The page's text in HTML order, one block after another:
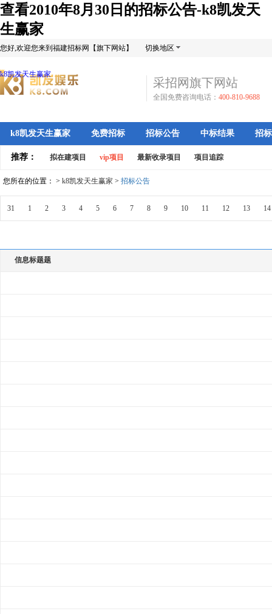
查看2010年8月30日的招标公告-k8凯发天
生赢家
您好,欢迎您来到福建招标网【旗下网站】 切换地区
k8凯发天生赢家
采招网旗下网站
全国免费咨询电话： 400-810-9688
k8凯发天生赢家 免费招标 招标公告 中标结果 招
推荐： 拟在建项目 vip项目 最新收录项目 项目追踪
您所在的位置： > k8凯发天生赢家 > 招标公告
31 1 2 3 4 5 6 7 8 9 10 11 12 13 14
信息标题题